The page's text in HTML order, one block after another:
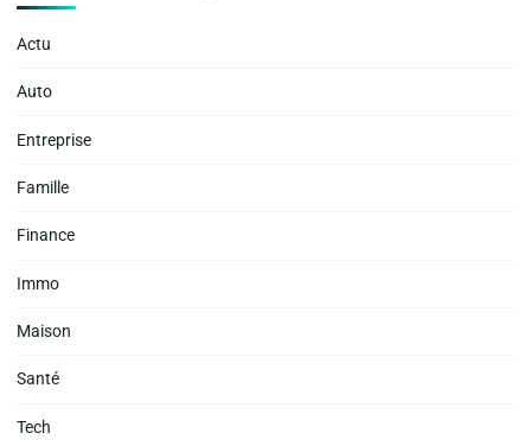
Actu
Auto
Entreprise
Famille
Finance
Immo
Maison
Santé
Tech